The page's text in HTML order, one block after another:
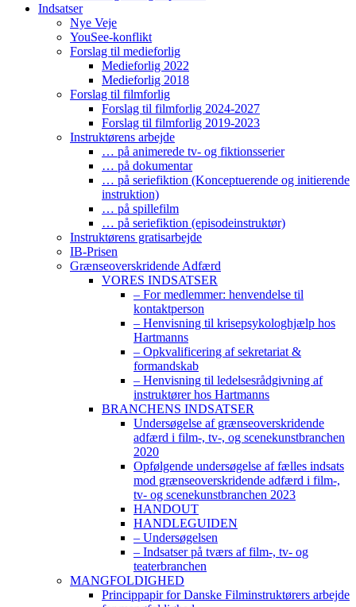
Indsatser
Nye Veje
YouSee-konflikt
Forslag til medieforlig
Medieforlig 2022
Medieforlig 2018
Forslag til filmforlig
Forslag til filmforlig 2024-2027
Forslag til filmforlig 2019-2023
Instruktørens arbejde
… på animerede tv- og fiktionsserier
… på dokumentar
… på seriefiktion (Konceptuerende og initierende
instruktion)
… på spillefilm
… på seriefiktion (episodeinstruktør)
Instruktørens gratisarbejde
IB-Prisen
Grænseoverskridende Adfærd
VORES INDSATSER
– For medlemmer: henvendelse til
kontaktperson
– Henvisning til krisepsykologhjælp hos
Hartmanns
– Opkvalificering af sekretariat &
formandskab
– Henvisning til ledelsesrådgivning af
instruktører hos Hartmanns
BRANCHENS INDSATSER
Undersøgelse af grænseoverskridende
adfærd i film-, tv-, og scenekunstbranchen
2020
Opfølgende undersøgelse af fælles indsats
mod grænseoverskridende adfærd i film-,
tv- og scenekunstbranchen 2023
HANDOUT
HANDLEGUIDEN
– Undersøgelsen
– Indsatser på tværs af film-, tv- og
teaterbranchen
MANGFOLDIGHED
Princippapir for Danske Filminstruktørers arbejde